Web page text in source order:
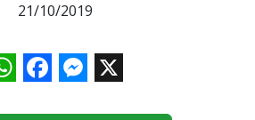
21/10/2019
WhatsAppFacebookMessenger
X